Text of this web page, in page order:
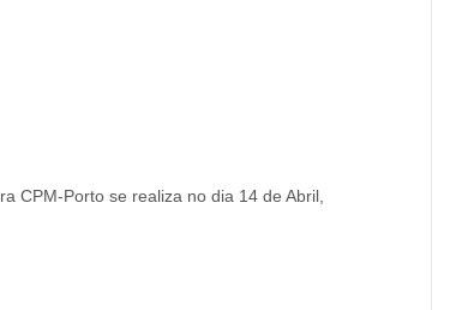
CPM-Porto se realiza no dia 14 de Abril,